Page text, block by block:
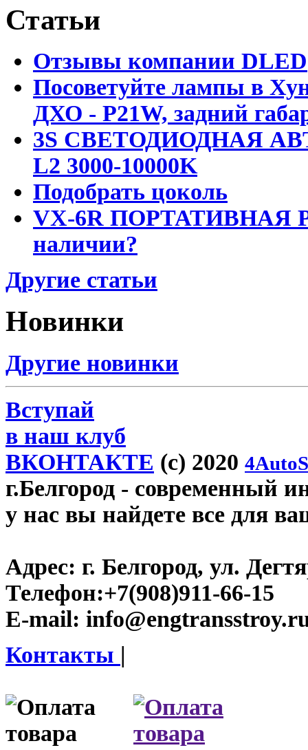
Статьи
Отзывы компании DLED
Посоветуйте лампы в
ДХО - P21W, задний
3S СВЕТОДИОДНАЯ
L2 3000-10000K
Подобрать цоколь
VX-6R ПОРТАТИВНАЯ
наличии?
Другие статьи
Новинки
Другие новинки
Вступай
в наш клуб
ВКОНТАКТЕ (c) 2020
г.Белгород - современный
у нас вы найдете все для
Адрес: г. Белгород, ул.
Телефон:+7(908)911-66-15
E-mail:
Контакты |